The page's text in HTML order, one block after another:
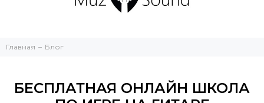
Главная Блог
БЕСПЛАТНАЯ ОНЛАЙН ШКОЛА